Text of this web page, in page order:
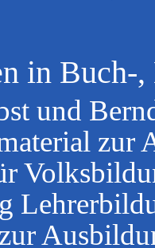
in Buch-
und